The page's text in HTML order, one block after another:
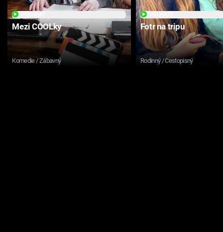
Mezi COOLky
Komedie / Zábavný
Fotr na tripu
Rodinný / Cestopisný